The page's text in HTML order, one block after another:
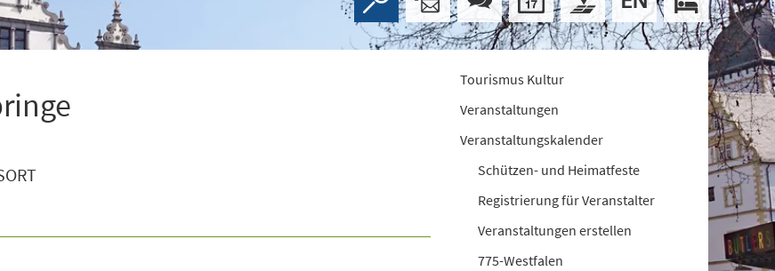
Tourismus Kultur
Veranstaltungen
Veranstaltungskalender
Schützen- und Heimatfeste
Registrierung für Veranstalter
Veranstaltungen erstellen
775-Westfalen